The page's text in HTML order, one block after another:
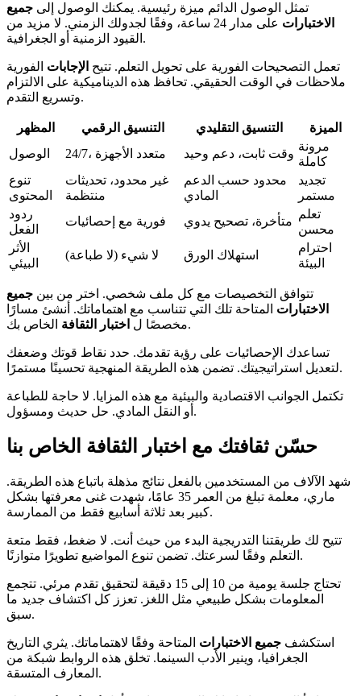
تمثل الوصول الدائم ميزة رئيسية. يمكنك الوصول إلى جميع
الاختبارات
على مدار 24 ساعة، وفقًا لجدولك الزمني. لا مزيد من
القيود الزمنية أو الجغرافية.
تعمل التصحيحات الفورية على تحويل التعلم. تتيح الإجابات الفورية
ملاحظات في الوقت الحقيقي. تحافظ هذه الديناميكية على الالتزام
وتسريع التقدم.
المظهر التنسيق الرقمي التنسيق التقليدي
الميزة
الوصول
24/7، متعدد الأجهزة وقت ثابت، دعم وحيد
مرونة
كاملة
تنوع
المحتوى
غير محدود، تحديثات
منتظمة
محدود حسب الدعم
المادي
تجديد
مستمر
ردود
الفعل
فورية مع إحصائيات متأخرة، تصحيح يدوي
تعلم
محسن
الأثر
البيئي
لا شيء (لا طباعة) استهلاك الورق
احترام
البيئة
تتوافق التخصيصات مع كل ملف شخصي. اختر من بين جميع
الاختبارات المتاحة تلك التي تتناسب مع اهتماماتك. أنشئ مسارًا
مخصصًا ل اختبار الثقافة الخاص بك.
تساعدك الإحصائيات على رؤية تقدمك. حدد نقاط قوتك وضعفك
لتعديل استراتيجيتك. تضمن هذه الطريقة المنهجية تحسينًا مستمرًا.
تكتمل الجوانب الاقتصادية والبيئية مع هذه المزايا. لا حاجة للطباعة
أو النقل المادي. حل حديث ومسؤول.
حسّن ثقافتك مع اختبار الثقافة الخاص بنا
شهد الآلاف من المستخدمين بالفعل نتائج مذهلة باتباع هذه الطريقة.
ماري، معلمة تبلغ من العمر 35 عامًا، شهدت غنى معرفتها بشكل
كبير بعد ثلاثة أسابيع فقط من الممارسة.
تتيح لك طريقتنا التدريجية البدء من حيث أنت. لا ضغط، فقط متعة
التعلم وفقًا لسرعتك. تضمن تنوع المواضيع تطويرًا متوازنًا.
تحتاج جلسة يومية من 10 إلى 15 دقيقة لتحقيق تقدم مرئي. تتجمع
المعلومات بشكل طبيعي مثل اللغز. تعزز كل اكتشاف جديد ما
سبق.
استكشف جميع الاختبارات المتاحة وفقًا لاهتماماتك. يثري التاريخ
الجغرافيا، وينير الأدب السينما. تخلق هذه الروابط شبكة من
المعارف المتسقة.